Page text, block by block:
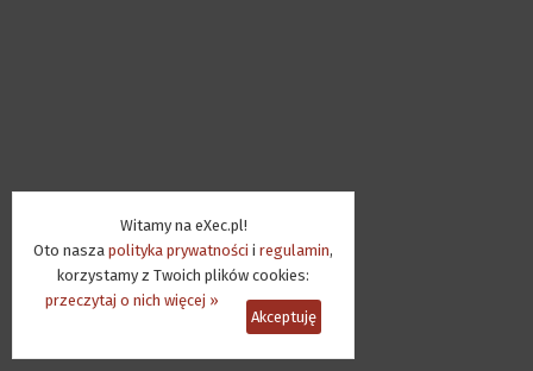
Witamy na eXec.pl!
Oto nasza polityka prywatności i regulamin,
korzystamy z Twoich plików cookies:
przeczytaj o nich więcej »
Akceptuję